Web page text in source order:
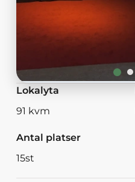
Lokalyta
91 kvm
Antal platser
15st